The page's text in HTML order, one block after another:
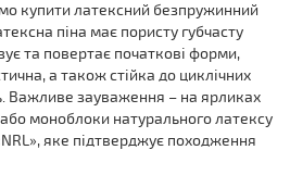
купити латексний безпружинний
піна має пористу губчасту
та повертає початкові форми,
а також стійка до циклічних
Важливе зауваження – на ярликах
моноблоки натурального латексу
яке підтверджує походження